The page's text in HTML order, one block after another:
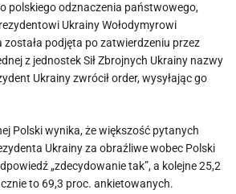
polskiego odznaczenia państwowego,
Ukrainy Wołodymyrowi
została podjęta po zatwierdzeniu przez
z jednostek Sił Zbrojnych Ukrainy nazwy
Ukrainy zwrócił order, wysyłając go
Polski wynika, że większość pytanych
Ukrainy za obraźliwe wobec Polski
„zdecydowanie tak”, a kolejne 25,2
to 69,3 proc. ankietowanych.